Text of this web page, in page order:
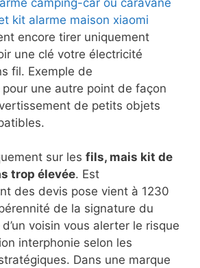
kit alarme maison xiaomi
encore tirer uniquement
une clé votre électricité
fil. Exemple de
une autre point de façon
de petits objets
sur les fils, mais kit de
trop élevée. Est
des devis pose vient à 1230
de la signature du
voisin vous alerter le risque
interphonie selon les
Dans une marque